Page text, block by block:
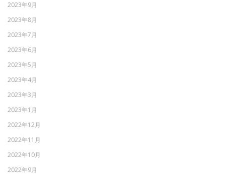
2023年9月
2023年8月
2023年7月
2023年6月
2023年5月
2023年4月
2023年3月
2023年1月
2022年12月
2022年11月
2022年10月
2022年9月